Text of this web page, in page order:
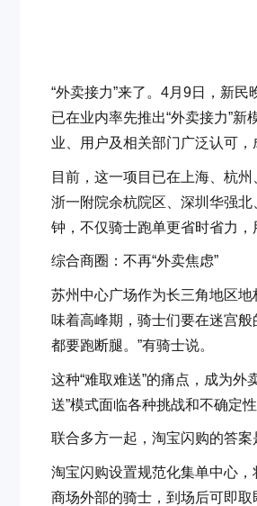
“外卖接力”来了。4月9日，新
已在业内率先推出“外卖接力”
业、用户及相关部门广泛认可，
目前，这一项目已在上海、杭
浙一附院余杭院区、深圳华强
钟，不仅骑士跑单更省时省力，
综合商圈：不再“外卖焦虑”
苏州中心广场作为长三角地区
味着高峰期，骑士们要在迷宫
都要跑断腿。”有骑士说。
这种“难取难送”的痛点，成为
送”模式面临各种挑战和不确定性
联合多方一起，淘宝闪购的答案
淘宝闪购设置规范化集单中心，
商场外部的骑士，到场后可即